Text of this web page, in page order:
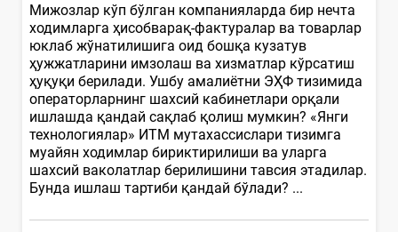
Мижозлар кўп бўлган компанияларда бир нечта
ходимларга ҳисобварақ-фактуралар ва товарлар
юклаб жўнатилишига оид бошқа кузатув
ҳужжатларини имзолаш ва хизматлар кўрсатиш
ҳуқуқи берилади. Ушбу амалиётни ЭҲФ тизимида
операторларнинг шахсий кабинетлари орқали
ишлашда қандай сақлаб қолиш мумкин? «Янги
технологиялар» ИТМ мутахассислари тизимга
муайян ходимлар бириктирилиши ва уларга
шахсий ваколатлар берилишини тавсия этадилар.
Бунда ишлаш тартиби қандай бўлади? ...